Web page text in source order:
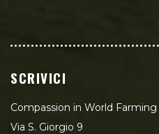
SCRIVICI
Compassion in World Farming
Via S. Giorgio 9